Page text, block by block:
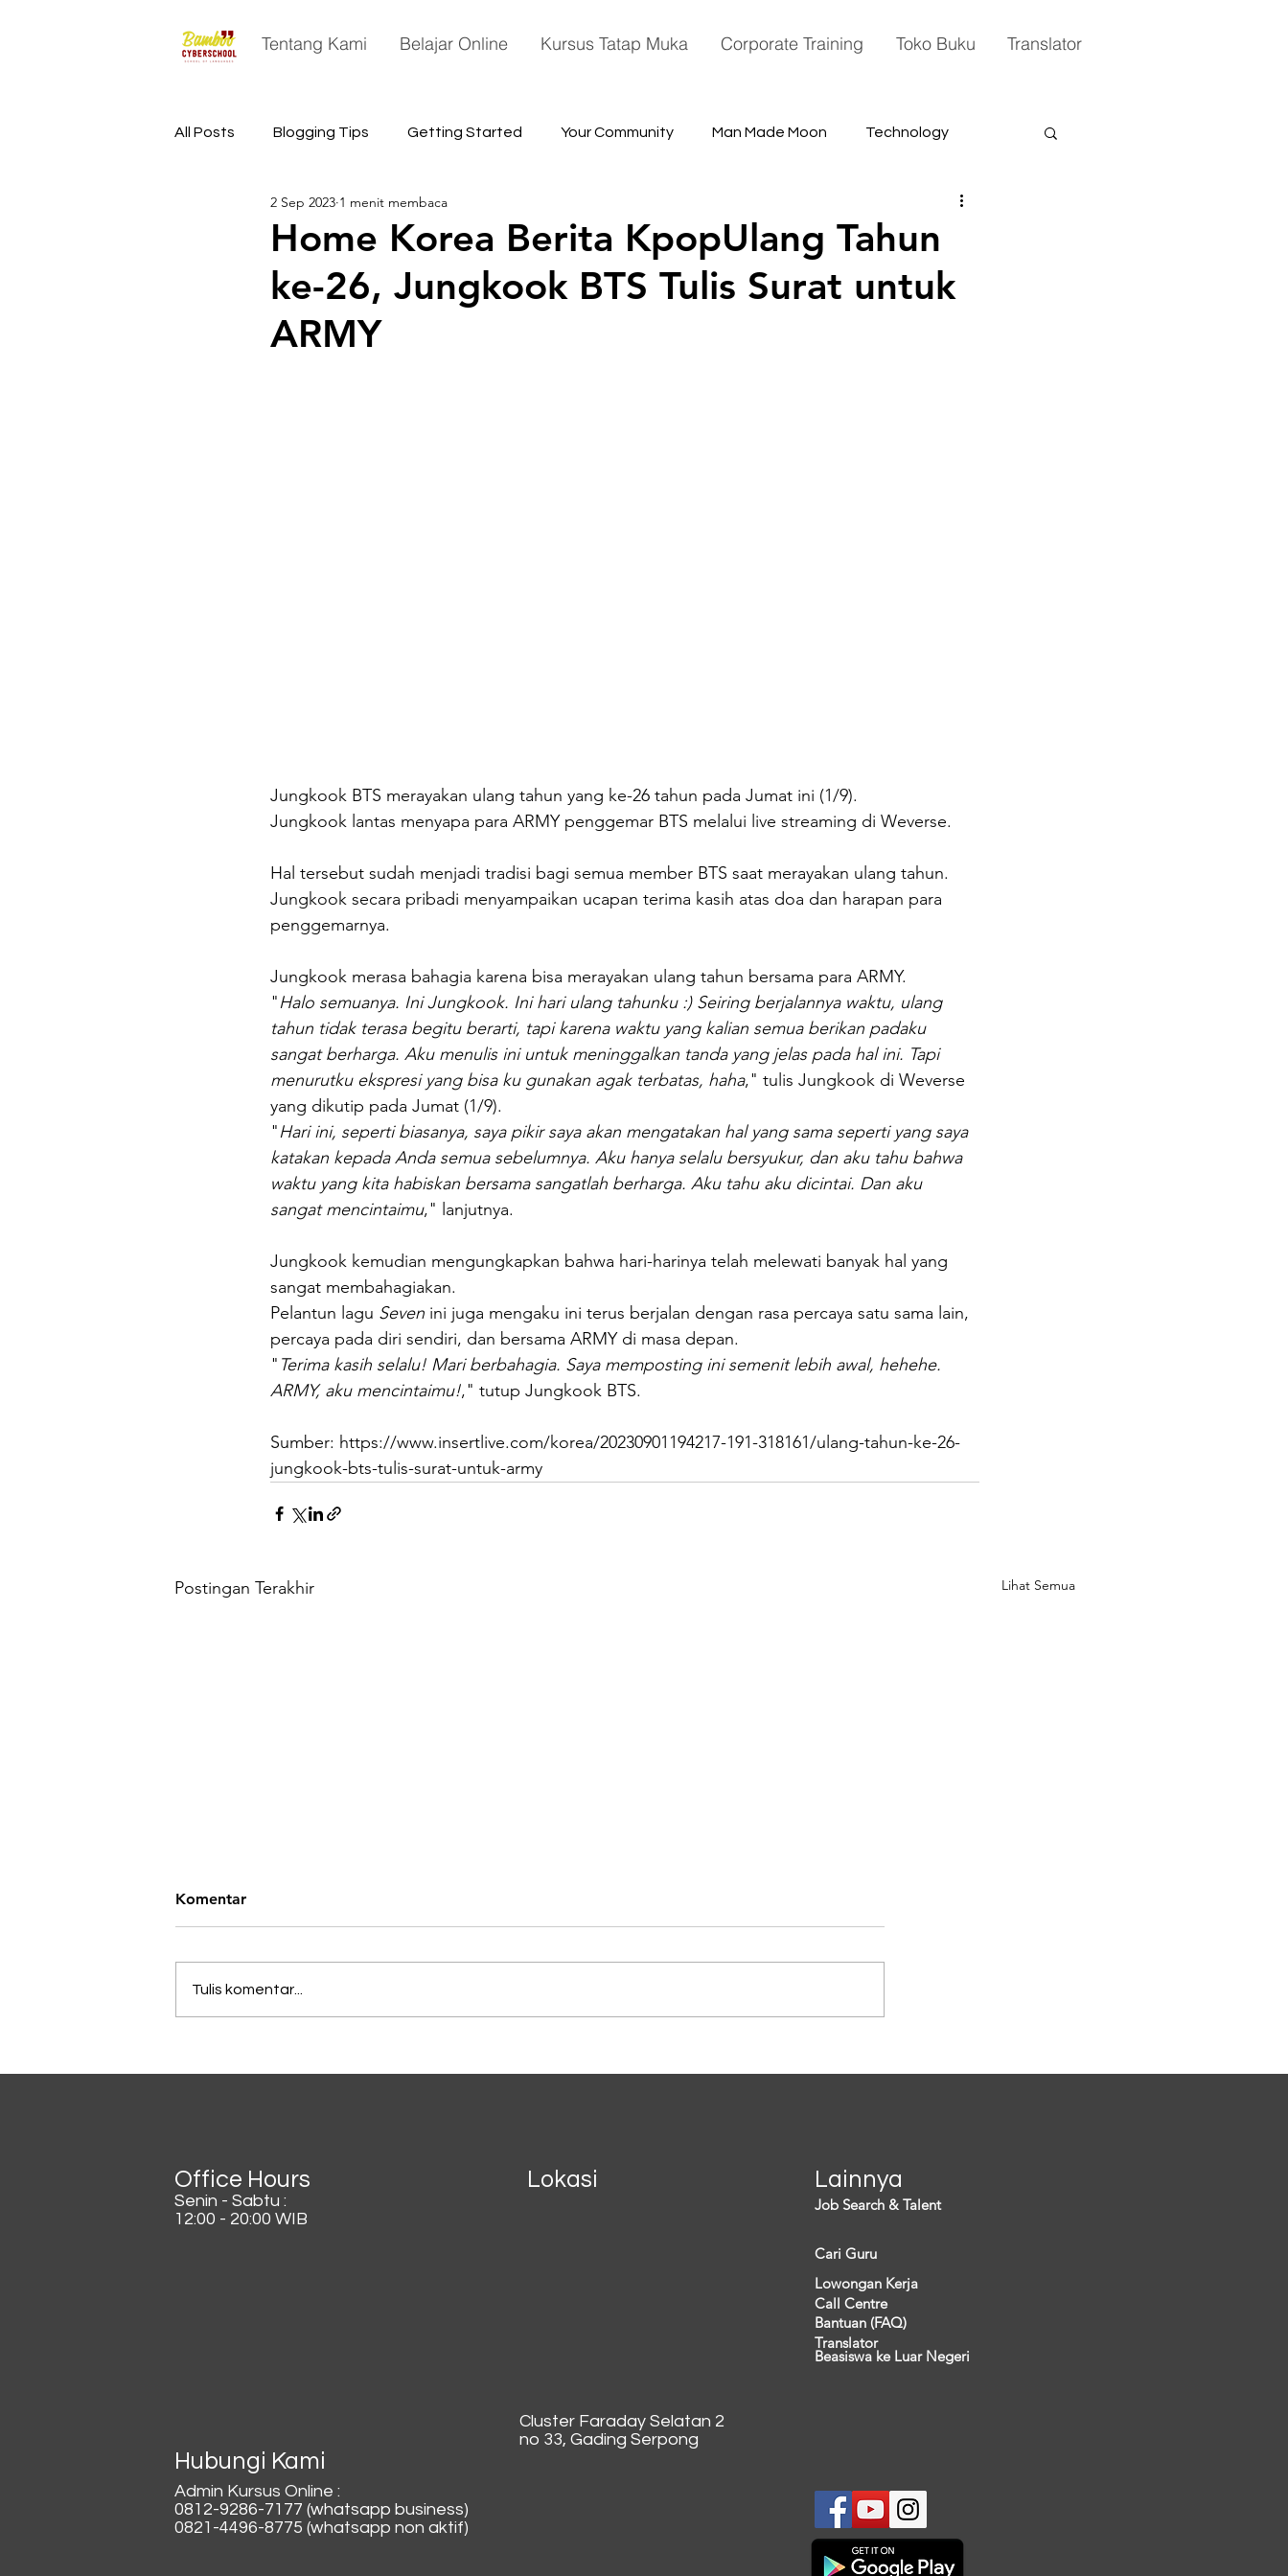
Tentang Kami Belajar Online Kursus Tatap Muka Corporate Training Toko Buku Translator
All Posts Blogging Tips Getting Started Your Community Man Made Moon Technology
Astronomy Space
Home Korea Berita KpopUlang Tahun
ke-26, Jungkook BTS Tulis Surat untuk
ARMY
2 Sep 2023 1 menit membaca
Jungkook BTS merayakan ulang tahun yang ke-26 tahun pada Jumat ini (1/9).
Jungkook lantas menyapa para ARMY penggemar BTS melalui live streaming di Weverse.
Hal tersebut sudah menjadi tradisi bagi semua member BTS saat merayakan ulang tahun.
Jungkook secara pribadi menyampaikan ucapan terima kasih atas doa dan harapan para
penggemarnya.
Jungkook merasa bahagia karena bisa merayakan ulang tahun bersama para ARMY.
"Halo semuanya. Ini Jungkook. Ini hari ulang tahunku :) Seiring berjalannya waktu, ulang
tahun tidak terasa begitu berarti, tapi karena waktu yang kalian semua berikan padaku
sangat berharga. Aku menulis ini untuk meninggalkan tanda yang jelas pada hal ini. Tapi
menurutku ekspresi yang bisa ku gunakan agak terbatas, haha," tulis Jungkook di Weverse
yang dikutip pada Jumat (1/9).
"Hari ini, seperti biasanya, saya pikir saya akan mengatakan hal yang sama seperti yang saya
katakan kepada Anda semua sebelumnya. Aku hanya selalu bersyukur, dan aku tahu bahwa
waktu yang kita habiskan bersama sangatlah berharga. Aku tahu aku dicintai. Dan aku
sangat mencintaimu," lanjutnya.
Jungkook kemudian mengungkapkan bahwa hari-harinya telah melewati banyak hal yang
sangat membahagiakan.
Pelantun lagu Seven ini juga mengaku ini terus berjalan dengan rasa percaya satu sama lain,
percaya pada diri sendiri, dan bersama ARMY di masa depan.
" Terima kasih selalu! Mari berbahagia. Saya memposting ini semenit lebih awal, hehehe.
ARMY, aku mencintaimu!," tutup Jungkook BTS.
Sumber: https://www.insertlive.com/korea/20230901194217-191-318161/ulang-tahun-ke-26-
jungkook-bts-tulis-surat-untuk-army
Postingan Terakhir Lihat Semua
Dicampur Irisan Daun
'Hilang'
terendah. Kondisi tersebut juga
tetapi menimbulkan persoalan
Komentar
Tulis komentar...
Office Hours
Senin - Sabtu :
12:00 - 20:00 WIB
Lokasi Lainnya
Job Search & Talent
Cari Guru
Lowongan Kerja
Call Centre
Bantuan (FAQ)
Translator
Beasiswa ke Luar Negeri
Cluster Faraday Selatan 2
no 33, Gading Serpong
Hubungi Kami
Admin Kursus Online :
0812-9286-7177 (whatsapp business)
0821-4496-8775 (whatsapp non aktif)